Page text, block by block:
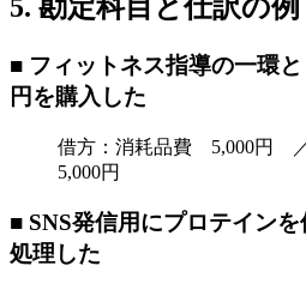
5. 勘定科目と仕訳の例
■ フィットネス指導の一環
円を購入した
借方：消耗品費 5,000円
5,000円
■ SNS発信用にプロテイン
処理した